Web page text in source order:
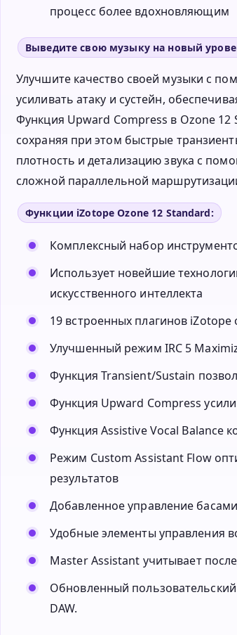
процесс более вдохновляющим
Выведите свою музыку на новый
Улучшите качество своей музыки с
усиливать атаку и сустейн,
Функция Upward Compress в Ozone
сохраняя при этом быстрые
плотность и детализацию звука с
сложной параллельной
Функции iZotope Ozone 12 Standard:
Комплексный набор
Использует новейшие
искусственного интеллекта
19 встроенных плагинов
Улучшенный режим IRC 5
Функция Transient/Sustain
Функция Upward Compress
Функция Assistive Vocal Balance
Режим Custom Assistant Flow
результатов
Добавленное управление
Удобные элементы управления
Master Assistant учитывает
Обновленный
DAW.